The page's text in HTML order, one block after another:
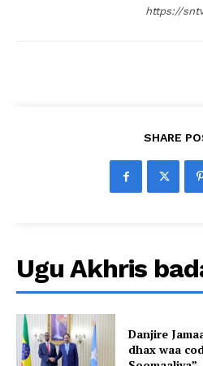
https://
SHARE
Ugu Akhris
Danjire
dhax waa